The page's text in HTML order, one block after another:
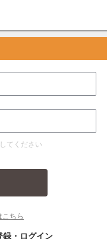
てください
ちら
録・ログイン